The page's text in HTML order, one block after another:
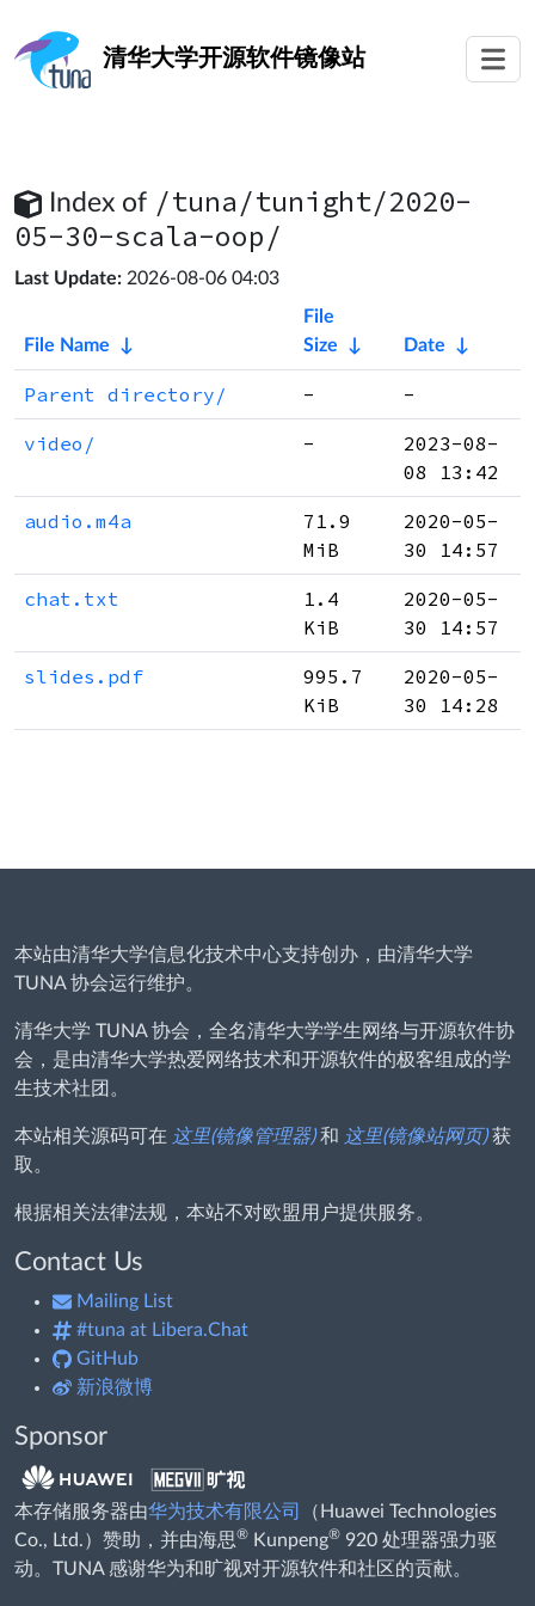
清华大学开源软件镜像站
Index of /tuna/tunight/2020-
05-30-scala-oop/
Last Update: 2026-08-06 04:03
File Name ↓
File
Size
↓ Date ↓
Parent directory/ - -
video/ -
2023-08-
08 13:42
audio.m4a
71.9
MiB
2020-05-
30 14:57
chat.txt
1.4
KiB
2020-05-
30 14:57
slides.pdf
995.7
KiB
2020-05-
30 14:28
本站由清华大学信息化技术中心支持创办，由清华大学
TUNA 协会运行维护。
清华大学 TUNA 协会，全名清华大学学生网络与开源软件协
会，是由清华大学热爱网络技术和开源软件的极客组成的学
生技术社团。
本站相关源码可在 这里(镜像管理器)和 这里(镜像站网页)获
取。
根据相关法律法规，本站不对欧盟用户提供服务。
Contact Us
Mailing List
#tuna at Libera.Chat
GitHub
新浪微博
Sponsor
本存储服务器由华为技术有限公司
（Huawei Technologies
Co., Ltd.）赞助，并由海思® Kunpeng® 920 处理器强力驱
动。TUNA 感谢华为和旷视对开源软件和社区的贡献。